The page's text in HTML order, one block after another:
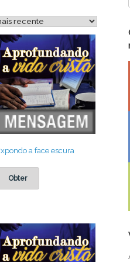
a face escura
Obter